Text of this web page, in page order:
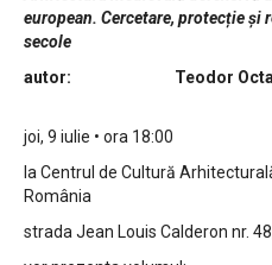
european. Cercetare, protecție și
secole
autor: Teodor
joi, 9 iulie • ora 18:00
la Centrul de Cultură
România
strada Jean Louis Calderon nr.